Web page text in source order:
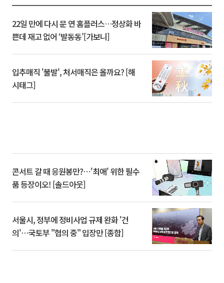
22일 만에 다시 문 연 홈플러스…정상화 바
쁜데 재고 없어 ‘발동동’[가보니]
입추매직 '불발', 처서매직은 올까요? [해
시태그]
콘서트 갈 때 응원봉만?⋯'최애' 위한 필수
품 등장이오! [솔드아웃]
서울시, 정부에 정비사업 규제 완화 '건
의'⋯국토부 "협의 중" 입장만 [종합]